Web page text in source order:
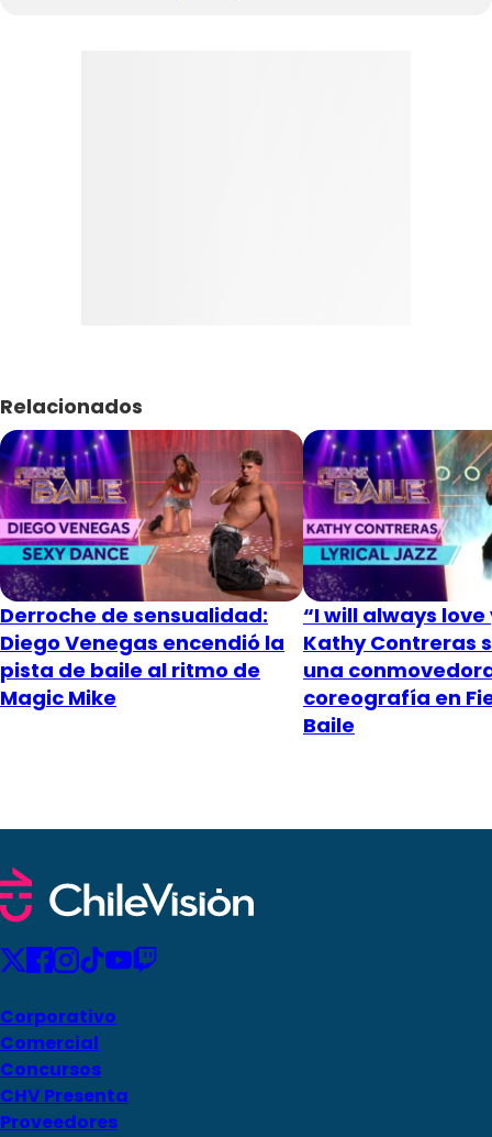
Relacionados
Derroche de sensualidad:
Diego Venegas encendió la
pista de baile al ritmo de
Magic Mike
“I will always love
Kathy Contreras
una
coreografía en
Baile
Corporativo
Comercial
Concursos
CHV Presenta
Proveedores